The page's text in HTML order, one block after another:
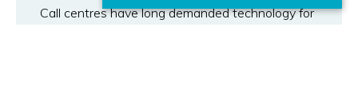
Call centres have long demanded technology for